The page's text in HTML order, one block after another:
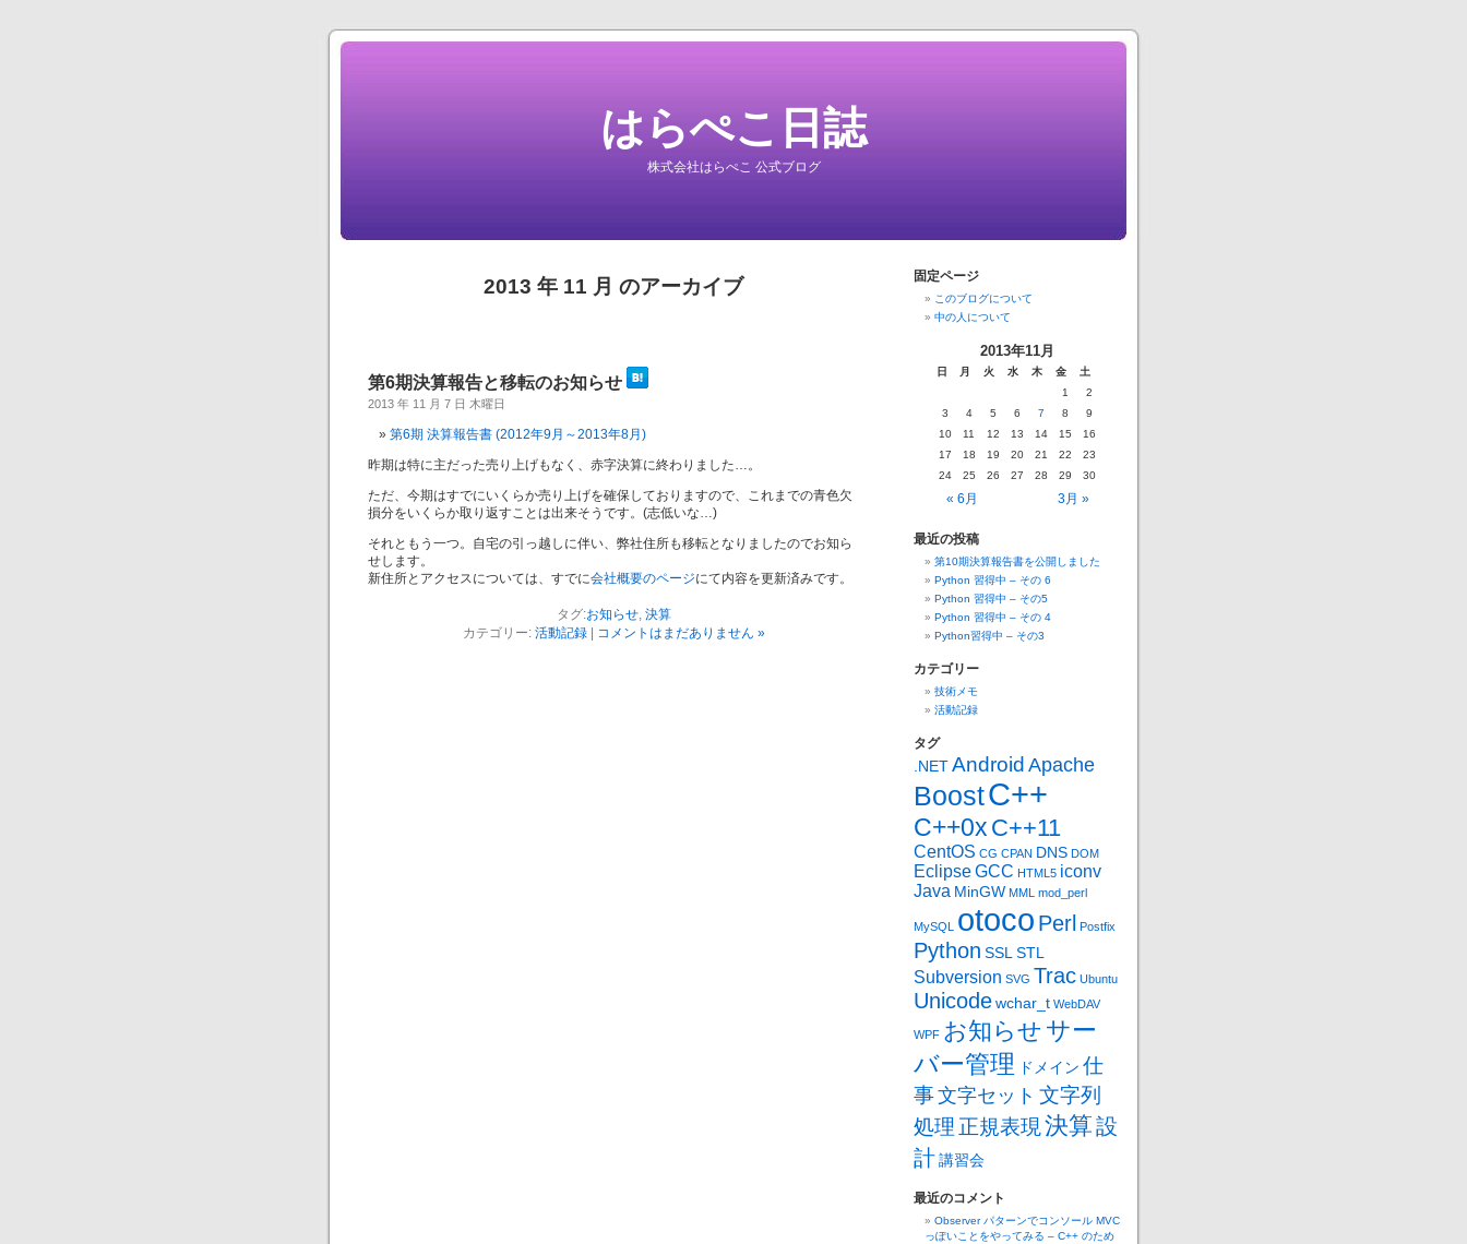
はらぺこ日誌
株式会社はらぺこ 公式ブログ
2013 年 11 月 のアーカイブ
第6期決算報告と移転のお知らせ
2013 年 11 月 7 日 木曜日
第6期 決算報告書 (2012年9月～2013年8月)
昨期は特に主だった売り上げもなく、赤字決算に終わりました…。
ただ、今期はすでにいくらか売り上げを確保しておりますので、これまでの青色欠
損分をいくらか取り返すことは出来そうです。(志低いな…)
それともう一つ。自宅の引っ越しに伴い、弊社住所も移転となりましたのでお知ら
せします。
新住所とアクセスについては、すでに会社概要のページにて内容を更新済みです。
タグ:お知らせ, 決算
カテゴリー: 活動記録| コメントはまだありません »
固定ページ
このブログについて
中の人について
2013年11月
日 月 火 水 木 金 土
« 6月 3月 »
1
2
3
4 5 6 7 8
9
10
11 12 13 14 15
16
17
18 19 20 21 22
23
24
25 26 27 28 29 30
最近の投稿
第10期決算報告書を公開しました
Python 習得中 – その 6
Python 習得中 – その5
Python 習得中 – その 4
Python習得中 – その3
カテゴリー
技術メモ
活動記録
タグ
.NETAndroid Apache
BoostC++
C++0x C++11
CentOS CG CPAN DNS DOM
EclipseGCC HTML5 iconv
Java MinGW MML mod_perl
MySQL otoco Perl Postfix
Python SSL STL
Subversion SVG Trac Ubuntu
Unicodewchar_t WebDAV
WPF お知らせ サー
バー管理
ドメイン 仕
事文字セット 文字列
処理 正規表現決算設
計講習会
最近のコメント
Observer パターンでコンソール MVC
っぽいことをやってみる – C++ のため